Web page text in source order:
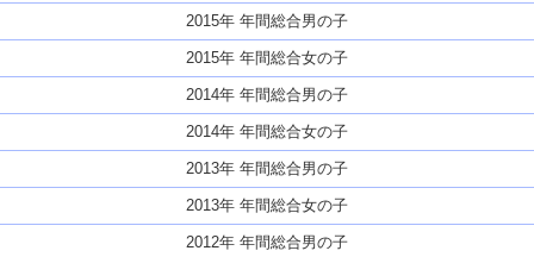
2015年 年間総合男の子
2015年 年間総合女の子
2014年 年間総合男の子
2014年 年間総合女の子
2013年 年間総合男の子
2013年 年間総合女の子
2012年 年間総合男の子